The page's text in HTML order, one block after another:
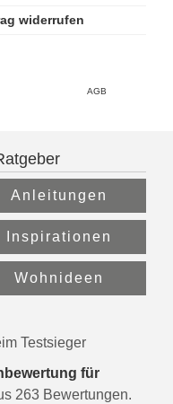
widerrufen
AGB
Anleitungen
Inspirationen
Wohnideen
Testsieger
für
263 Bewertungen.